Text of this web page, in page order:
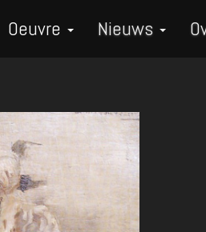
Oeuvre Nieuws